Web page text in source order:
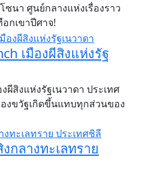
ซนา ศูนย์กลางแห่งเรื่องราว
กเขาปีศาจ!
เมืองผีสิงแห่งรัฐ
ผีสิงแห่งรัฐเนวาดา ประเทศ
งขวัฐเกิดขึ้นแทบทุกส่วนของ
กลางทะเลทราย